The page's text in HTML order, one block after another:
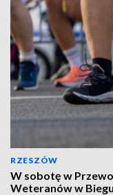
RZESZÓW
W sobotę w
Weteranów w